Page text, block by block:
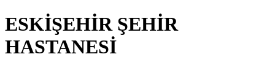
ESKİŞEHİR ŞEHİR
HASTANESİ